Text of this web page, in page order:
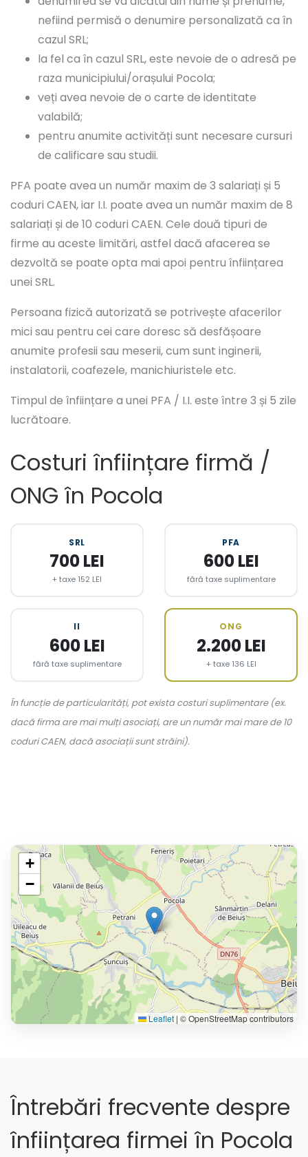
nefiind permisă o denumire personalizată ca în
cazul SRL;
la fel ca în cazul SRL, este nevoie de o adresă pe
raza municipiului/orașului Pocola;
veți avea nevoie de o carte de identitate
valabilă;
pentru anumite activități sunt necesare cursuri
de calificare sau studii.
PFA poate avea un număr maxim de 3 salariați și 5
coduri CAEN, iar I.I. poate avea un număr maxim de 8
salariați și de 10 coduri CAEN. Cele două tipuri de
firme au aceste limitări, astfel dacă afacerea se
dezvoltă se poate opta mai apoi pentru înființarea
unei SRL.
Persoana fizică autorizată se potrivește afacerilor
mici sau pentru cei care doresc să desfășoare
anumite profesii sau meserii, cum sunt inginerii,
instalatorii, coafezele, manichiuristele etc.
Timpul de înființare a unei PFA / I.I. este între 3 și 5 zile
lucrătoare.
Costuri înființare firmă /
ONG în Pocola
SRL
700 LEI
+ taxe 152 LEI
PFA
600 LEI
fără taxe suplimentare
II
600 LEI
fără taxe suplimentare
ONG
2.200 LEI
+ taxe 136 LEI
În funcție de particularități, pot exista costuri suplimentare (ex.
dacă firma are mai mulți asociați, are un număr mai mare de 10
coduri CAEN, dacă asociații sunt străini).
+
−
Leaflet | © OpenStreetMap contributors
Întrebări frecvente despre
înființarea firmei în Pocola